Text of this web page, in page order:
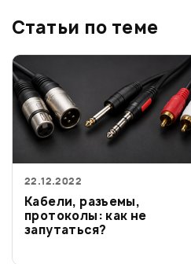
Статьи по теме
22.12.2022
Кабели, разъемы,
протоколы: как не
запутаться?